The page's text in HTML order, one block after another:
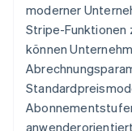
moderner
Stripe-Funktionen
können